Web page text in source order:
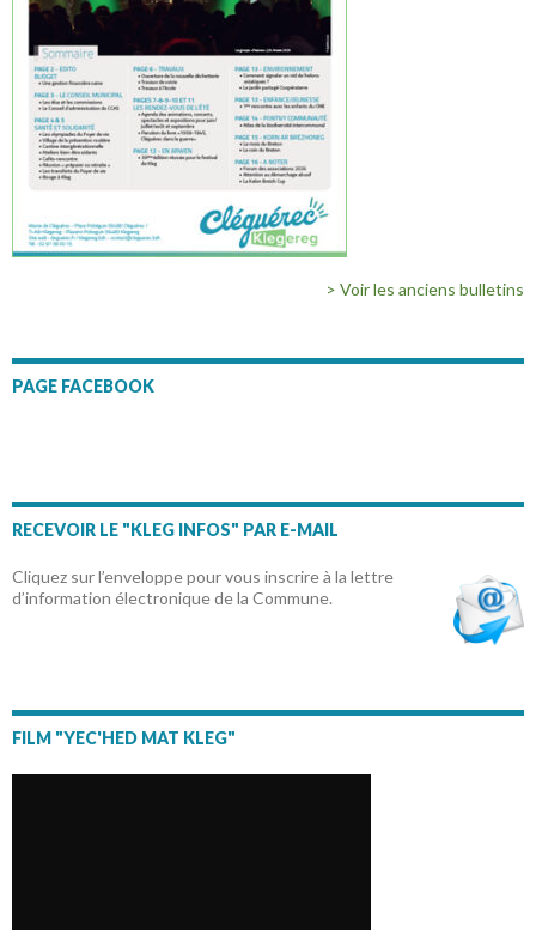
> Voir les anciens bulletins
PAGE FACEBOOK
RECEVOIR LE "KLEG INFOS" PAR E-MAIL
Cliquez sur l’enveloppe pour vous inscrire à la lettre
d’information électronique de la Commune.
FILM "YEC'HED MAT KLEG"